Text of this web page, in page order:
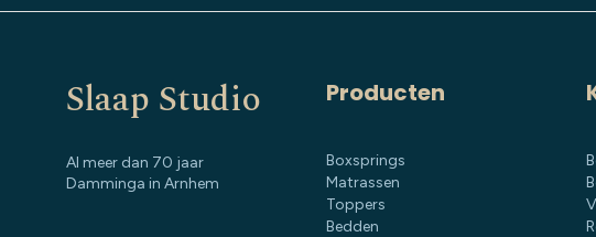
Slaap Studio
Al meer dan 70 jaar
Damminga in Arnhem
Producten
Boxsprings
Matrassen
Toppers
Bedden